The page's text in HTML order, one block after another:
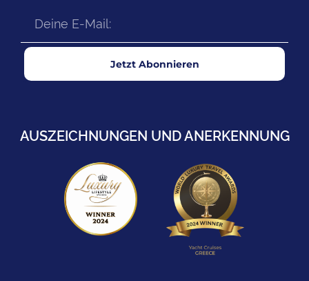
Jetzt Abonnieren
AUSZEICHNUNGEN UND ANERKENNUNG